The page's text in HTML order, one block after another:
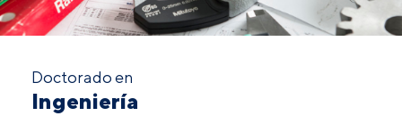
Doctorado en
Ingeniería